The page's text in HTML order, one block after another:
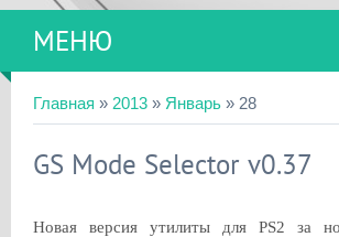
МЕНЮ
Главная » 2013 » Январь » 28
GS Mode Selector v0.37
Новая версия утилиты для PS2 за